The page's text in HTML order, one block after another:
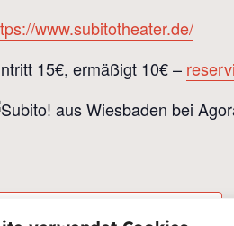
www.subitotheater.de/
15€, ermäßigt 10€ –